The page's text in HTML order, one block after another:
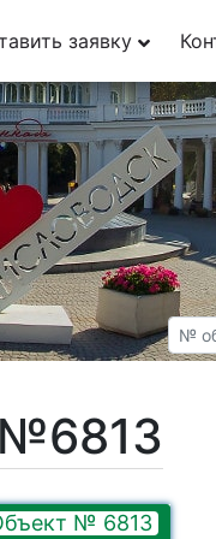
заявку
№ 6813